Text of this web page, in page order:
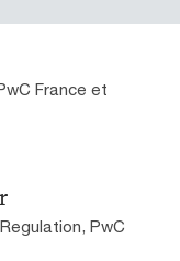
France et
PwC